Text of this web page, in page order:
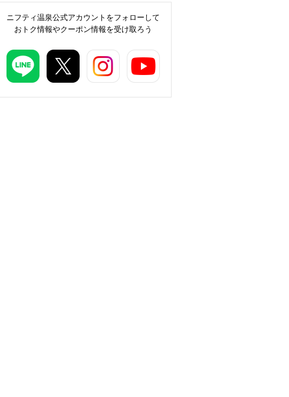
ニフティ温泉公式アカウントをフォローして
おトク情報やクーポン情報を受け取ろう